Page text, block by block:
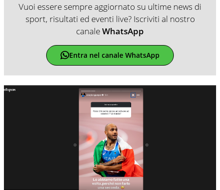
Vuoi essere sempre aggiornato su ultime news di
sport, risultati ed eventi live? Iscriviti al nostro
canaleWhatsApp
Entra nel canale WhatsApp